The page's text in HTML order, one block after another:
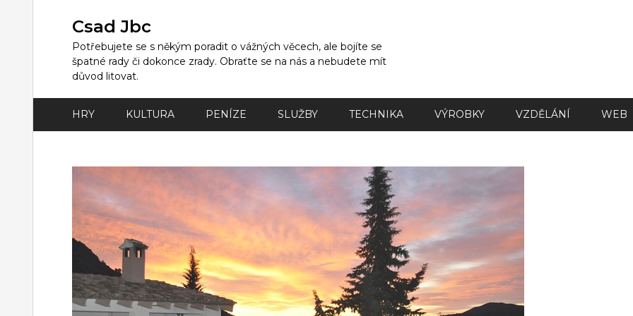
Csad Jbc
Potřebujete se s někým poradit o vážných věcech, ale bojíte se
špatné rady či dokonce zrady. Obraťte se na nás a nebudete mít
důvod litovat.
HRY KULTURA PENÍZE SLUŽBY TECHNIKA VÝROBKY VZDĚLÁNÍ WEB